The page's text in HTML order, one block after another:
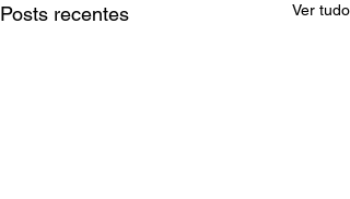
Posts recentes Ver tudo